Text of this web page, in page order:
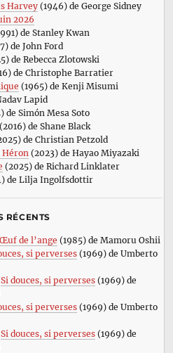
Harvey(1946) de George Sidney
2026
de Stanley Kwan
de John Ford
de Rebecca Zlotowski
de Christophe Barratier
(1965) de Kenji Misumi
Lapid
de Simón Mesa Soto
de Shane Black
de Christian Petzold
Héron(2023) de Hayao Miyazaki
(2025) de Richard Linklater
de Lilja Ingolfsdottir
RÉCENTS
de l’ange (1985) de Mamoru Oshii
si perverses(1969) de Umberto
Si douces, si perverses(1969) de
si perverses(1969) de Umberto
Si douces, si perverses(1969) de